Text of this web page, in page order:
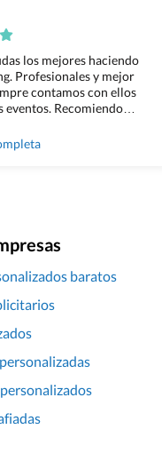
los mejores haciendo
Profesionales y mejor
contamos con ellos
eventos. Recomiendo
baratos